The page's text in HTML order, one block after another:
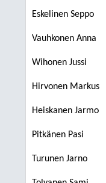
Eskelinen Seppo
Vauhkonen Anna
Wihonen Jussi
Hirvonen Markus
Heiskanen Jarmo
Pitkänen Pasi
Turunen Jarno